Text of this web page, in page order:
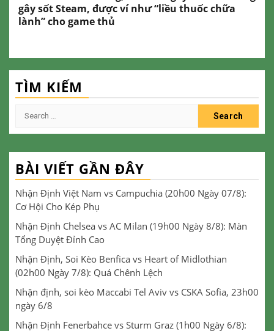
gây sốt Steam, được ví như “liều thuốc chữa
lành” cho game thủ
TÌM KIẾM
Search
BÀI VIẾT GẦN ĐÂY
Nhận Định Việt Nam vs Campuchia (20h00 Ngày 07/8):
Cơ Hội Cho Kép Phụ
Nhận Định Chelsea vs AC Milan (19h00 Ngày 8/8): Màn
Tổng Duyệt Đỉnh Cao
Nhận Định, Soi Kèo Benfica vs Heart of Midlothian
(02h00 Ngày 7/8): Quá Chênh Lệch
Nhận định, soi kèo Maccabi Tel Aviv vs CSKA Sofia, 23h00
ngày 6/8
Nhận Định Fenerbahce vs Sturm Graz (1h00 Ngày 6/8):